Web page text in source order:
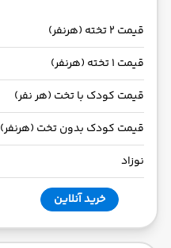
قیمت 2 تخته (هرنفر)
قیمت 1 تخته (هرنفر)
قیمت کودک با تخت (هر نفر)
قیمت کودک بدون تخت (هرنفر)
نوزاد
خرید آنلاین